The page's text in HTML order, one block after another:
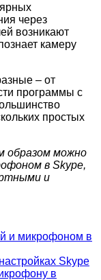
через
возникают
камеру
– от
программы с
простых
образом можно
в Skype,
и
и микрофоном в
Skype
в